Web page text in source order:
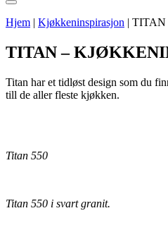
Hjem | Kjøkkeninspirasjon | TITAN
TITAN –
Titan har et tidløst design som du
till de aller fleste kjøkken.
Titan 550
Titan 550 i svart granit.